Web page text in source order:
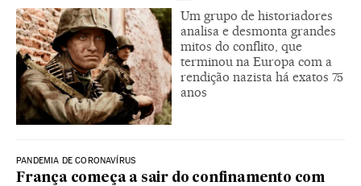
Um grupo de historiadores
analisa e desmonta grandes
mitos do conflito, que
terminou na Europa com a
rendição nazista há exatos 75
anos
PANDEMIA DE CORONAVÍRUS
França começa a sair do confinamento com